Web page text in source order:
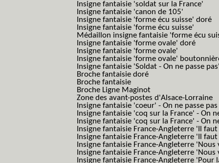
Insigne fantaisie 'soldat sur la France'
Insigne fantaisie 'canon de 105'
Insigne fantaisie 'forme écu suisse' doré
Insigne fantaisie 'forme écu suisse'
Médaillon insigne fantaisie 'forme écu
Insigne fantaisie 'forme ovale' doré
Insigne fantaisie 'forme ovale'
Insigne fantaisie 'forme ovale'
Insigne fantaisie 'Soldat - On ne passe
Broche fantaisie doré
Broche fantaisie
Broche Ligne Maginot
Zone des avant-postes d'Alsace-Lorraine
Insigne fantaisie 'coeur' - On ne passe pas
Insigne fantaisie 'coq sur la France' - On
Insigne fantaisie 'coq sur la France' - On
Insigne fantaisie France-Angleterre 'Il
Insigne fantaisie France-Angleterre 'Il
Insigne fantaisie France-Angleterre
Insigne fantaisie France-Angleterre
Insigne fantaisie France-Angleterre 'Pour